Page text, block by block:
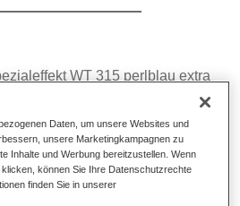
WT 315 perlblau extra
von Permahyd Hi-TEC
verarbeiten.
und gleichmäßige
Daten, um unsere Websites und
unsere Marketingkampagnen zu
Inhalte und Werbung bereitzustellen. Wenn
können Sie Ihre Datenschutzrechte
finden Sie in unserer